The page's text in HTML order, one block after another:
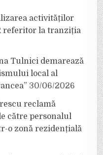
activităților
referitor la tranziția
Tulnici demarează
local al
30/06/2026
reclamă
către personalul
o zonă rezidențială